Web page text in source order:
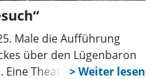
Male die Aufführung
über den Lügenbaron
Eine Theateraufführung